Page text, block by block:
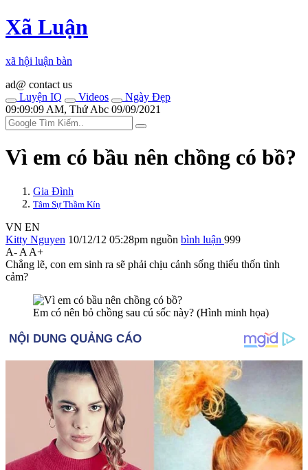
Xã Luận
xã hội luận bàn
ad@ contact us
Luyện IQ
Videos
Ngày Đẹp
09:09:09 AM, Thứ Abc 09/09/2021
Vì em có bầu nên chồng có bồ?
Gia Đình
Tâm Sự Thầm Kín
VN EN
Kitty Nguyen 10/12/12 05:28pm nguồn bình luận 999
A- A A+
Chẳng lẽ, con em sinh ra sẽ phải chịu cảnh sống thiếu thốn tình
cảm?
Em có nên bỏ chồng sau cú sốc này? (Hình minh họa)